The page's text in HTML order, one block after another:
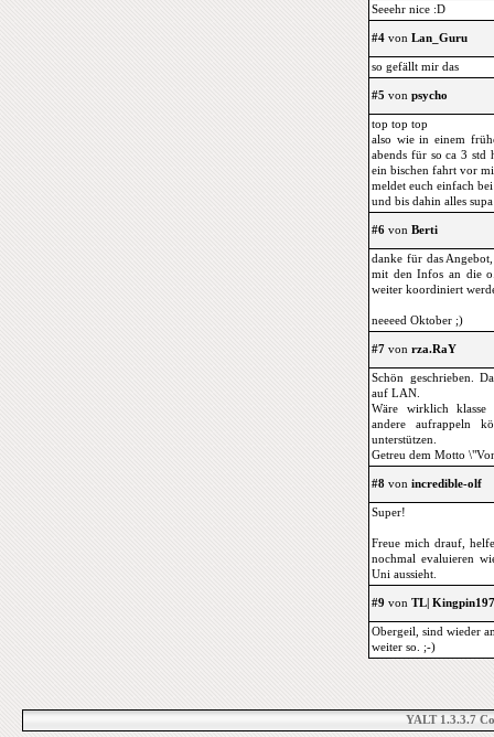
Seeehr nice :D
#4 von Lan_Guru
so gefällt mir das
#5 von psycho
top top top
also wie in einem
abends für so ca 3 std
ein bischen fahrt vor
meldet euch einfach
und bis dahin alles supa
#6 von Berti
danke für das
mit den Infos an die
weiter koordiniert
neeeed Oktober ;)
#7 von rza.RaY
Schön geschrieben.
auf LAN.
Wäre wirklich
andere aufrappeln
unterstützen.
Getreu dem Motto
#8 von incredible-olf
Super!
Freue mich drauf,
nochmal evaluieren
Uni aussieht.
#9 von TL|
Obergeil, sind wieder
weiter so. ;-)
YALT 1.3.3.7